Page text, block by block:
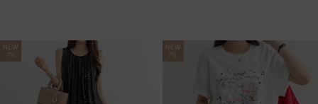
NEW
7%
NEW
7%